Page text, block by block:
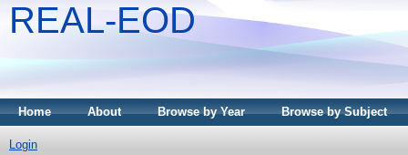
REAL-EOD
Home About Browse by Year Browse by Subject
Login